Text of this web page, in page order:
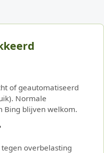
of geautomatiseerd
Normale
Bing blijven welkom.
overbelasting